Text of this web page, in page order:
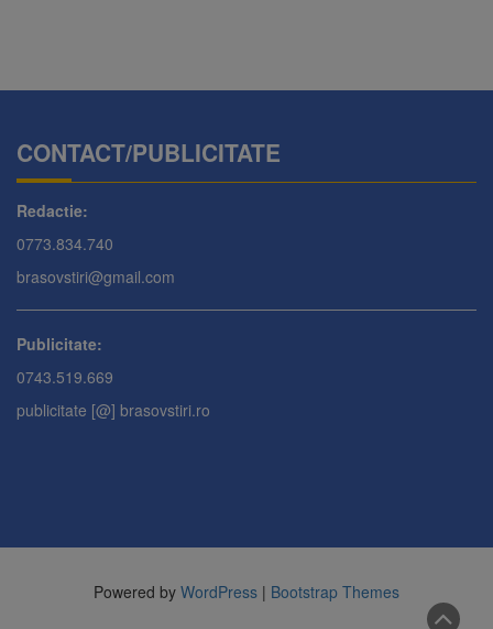
CONTACT/PUBLICITATE
Redactie:
0773.834.740
brasovstiri@gmail.com
Publicitate:
0743.519.669
publicitate [@] brasovstiri.ro
Powered by WordPress | Bootstrap Themes